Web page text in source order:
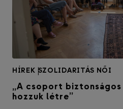
HÍREK |
SZOLIDARITÁS NŐI
„A csoport
hozzuk létre”